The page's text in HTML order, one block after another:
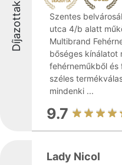
Díjazottak
Szentes
utca 4/b alatt
Multibrand
bőséges kínálatot
fehérneműkből
széles
mindenki ...
9.7
Lady Nicol